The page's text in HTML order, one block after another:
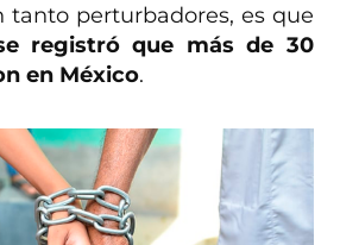
tanto perturbadores, es que
registró que más de 30
en México.